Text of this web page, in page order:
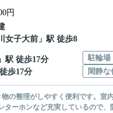
円
女子大前 」駅 徒歩8
」駅 徒歩17分
歩17分
駐輪場
閑静な
の整理がしやすく便利です。室
ーホンなど充実しているので